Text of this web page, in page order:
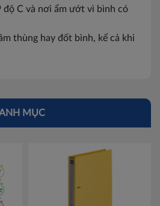
độ C và nơi ẩm ướt vì bình có
thùng hay đốt bình, kể cả khi
MỤC